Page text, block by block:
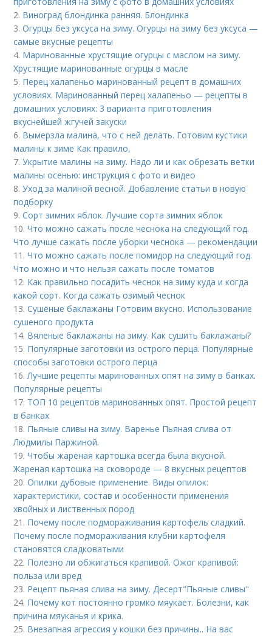
2. Виноград блондинка ранняя. Блондинка
3.Огурцы без уксуса на зиму. Огурцы на зиму без уксуса —
самые вкусные рецепты
4. Маринованные хрустящие огурцы с маслом на зиму.
Хрустящие маринованные огурцы в масле
5. Перец халапеньо маринованный рецепт в домашних
условиях. Маринованный перец халапеньо — рецепты в
домашних условиях: 3 варианта приготовления
вкуснейшей жгучей закуски
6. Вымерзла малина, что с ней делать. Готовим кустики
малины к зиме Как правило,
7.Укрытие малины на зиму. Надо ли и как обрезать ветки
малины осенью: инструкция с фото и видео
8.Уход за малиной весной. Добавление статьи в новую
подборку
9.Сорт зимних яблок. Лучшие сорта зимних яблок
10.Что можно сажать после чеснока на следующий год.
Что лучше сажать после уборки чеснока — рекомендации
11.Что можно сажать после помидор на следующий год.
Что можно и что нельзя сажать после томатов
12. Как правильно посадить чеснок на зиму куда и когда
какой сорт. Когда сажать озимый чеснок
13.Сушёные баклажаны Готовим вкусно. Использование
сушеного продукта
14. Вяленые баклажаны на зиму. Как сушить баклажаны?
15. Популярные заготовки из острого перца. Популярные
способы заготовки острого перца
16.Лучшие рецепты маринованных опят на зиму в банках.
Популярные рецепты
17. ТОП 10 рецептов маринованных опят. Простой рецепт
в банках
18. Пьяные сливы на зиму. Варенье Пьяная слива от
Людмилы Паржиной.
19.Чтобы жареная картошка всегда была вкусной.
Жареная картошка на сковороде — 8 вкусных рецептов
20.Опилки дубовые применение. Виды опилок:
характеристики, состав и особенности применения
хвойных и лиственных пород
21. Почему после подмораживания картофель сладкий.
Почему после подмораживания клубни картофеля
становятся сладковатыми
22. Полезно ли обжигаться крапивой. Ожог крапивой:
польза или вред
23. Рецепт пьяная слива на зиму. Десерт"Пьяные сливы"
24. Почему кот постоянно громко мяукает. Болезни, как
причина мяуканья и крика.
25. Внезапная агрессия у кошки без причины.. На вас